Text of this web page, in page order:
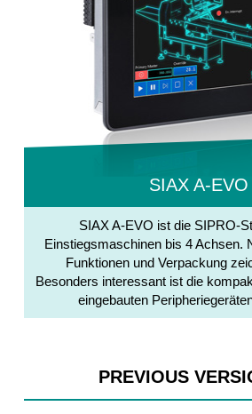
SIAX A-EVO
SIAX A-EVO ist die SIPRO-
Einstiegsmaschinen bis 4 Achsen.
Funktionen und Verpackung
Besonders interessant ist die
eingebauten
PREVIOUS